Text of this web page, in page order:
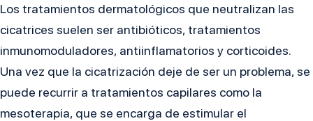
Los tratamientos dermatológicos que neutralizan las
cicatrices suelen ser antibióticos, tratamientos
inmunomoduladores, antiinflamatorios y corticoides.
Una vez que la cicatrización deje de ser un problema, se
puede recurrir a tratamientos capilares como la
mesoterapia, que se encarga de estimular el